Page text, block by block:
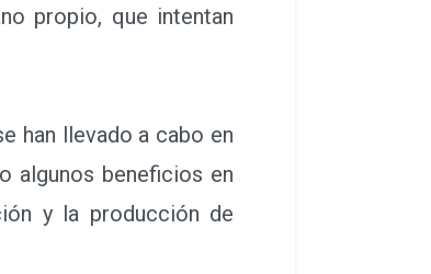
propio, que intentan
han llevado a cabo en
algunos beneficios en
y la producción de